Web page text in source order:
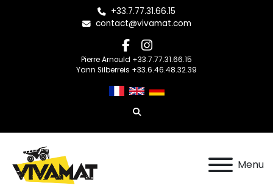
+33.7.77.31.66.15
contact@vivamat.com
facebook
instagram
Pierre Arnould +33.7.77.31.66.15
Yann Silberreis +33.6.46.48.32.39
Rechercher
Menu